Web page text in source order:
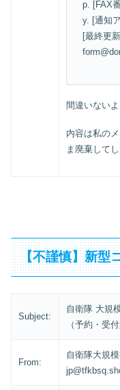
p. [FAX
y. [通知
[最終更
間違いない
内容は私の
ま廃棄して
【不謹慎】新型
Subject:
自衛隊 大規
（予約・受付
From:
自衛隊大規